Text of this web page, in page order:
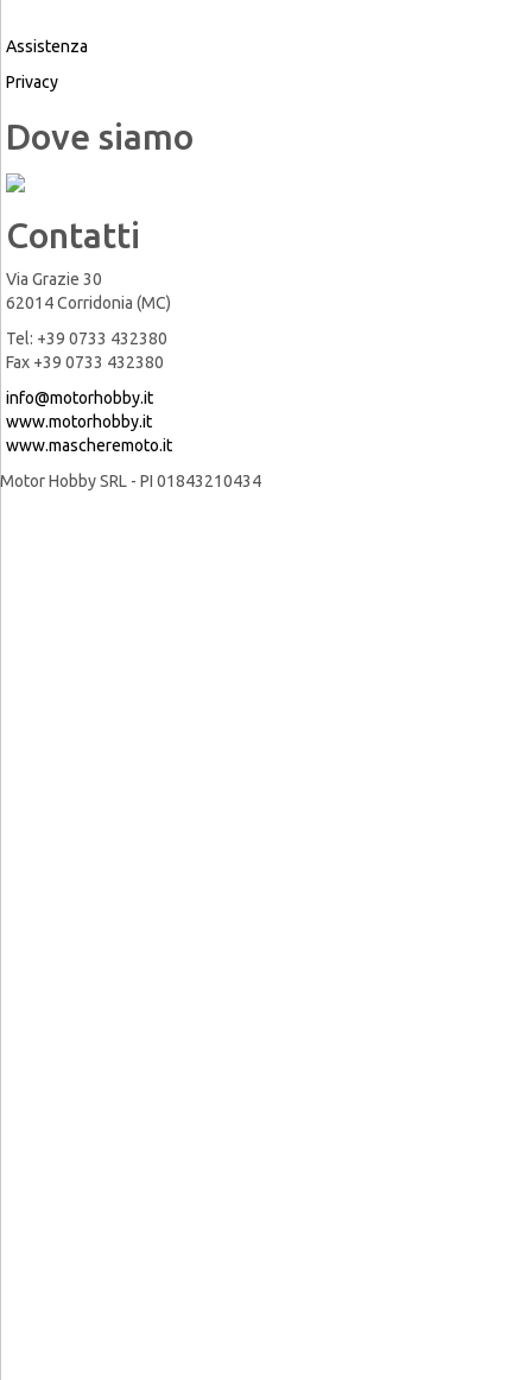
Assistenza
Privacy
Dove siamo
Contatti
Via Grazie 30
62014 Corridonia (MC)
Tel: +39 0733 432380
Fax +39 0733 432380
info@motorhobby.it
www.motorhobby.it
www.mascheremoto.it
Motor Hobby SRL - PI 01843210434